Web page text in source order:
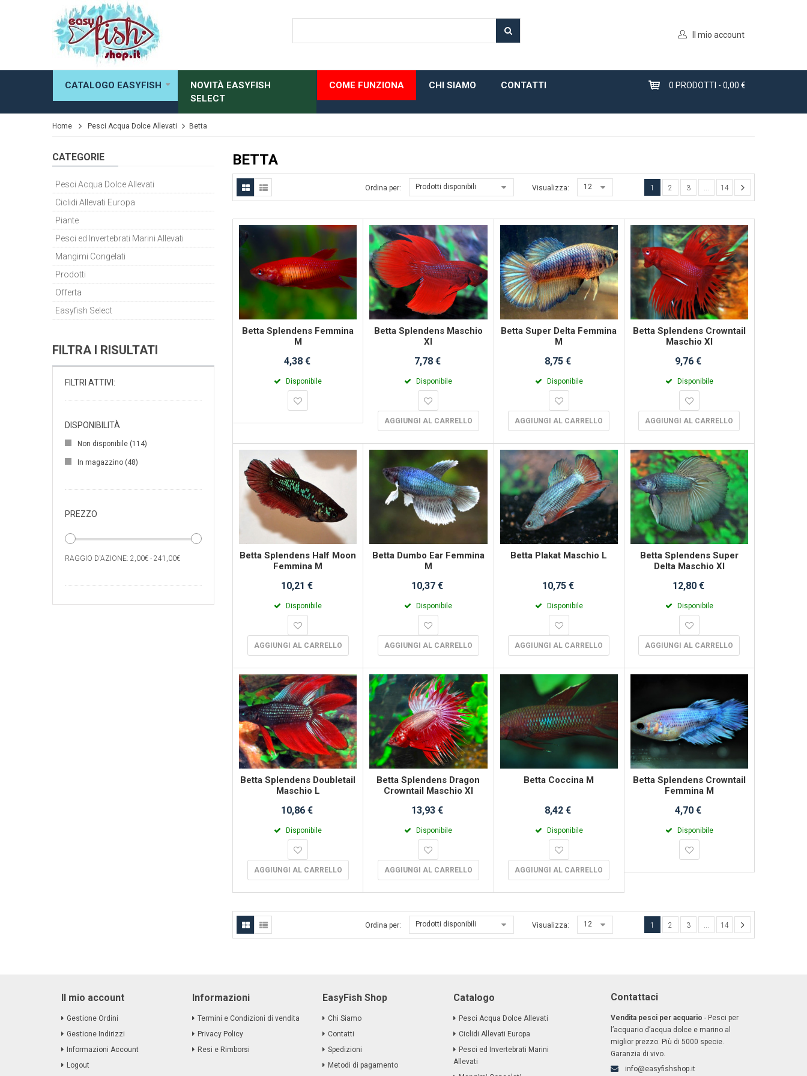
Il mio account
CATALOGO EASYFISH
NOVITÀ EASYFISH
SELECT
COME FUNZIONA CHI SIAMO CONTATTI 0 PRODOTTI - 0,00 €
Home Pesci Acqua Dolce Allevati Betta
CATEGORIE
Pesci Acqua Dolce Allevati
Ciclidi Allevati Europa
Piante
Pesci ed Invertebrati Marini Allevati
Mangimi Congelati
Prodotti
Offerta
Easyfish Select
FILTRA I RISULTATI
FILTRI ATTIVI:
DISPONIBILITÀ
Non disponibile (114)
In magazzino (48)
PREZZO
RAGGIO D'AZIONE: 2,00€ - 241,00€
BETTA
Ordina per: Prodotti disponibili Visualizza: 12 1 2 3 ... 14
Betta Splendens Femmina
M
4,38 €
Disponibile
Betta Splendens Maschio
Xl
7,78 €
Disponibile
AGGIUNGI AL CARRELLO
Betta Super Delta Femmina
M
8,75 €
Disponibile
AGGIUNGI AL CARRELLO
Betta Splendens Crowntail
Maschio Xl
9,76 €
Disponibile
AGGIUNGI AL CARRELLO
Betta Splendens Half Moon
Femmina M
10,21 €
Disponibile
AGGIUNGI AL CARRELLO
Betta Dumbo Ear Femmina
M
10,37 €
Disponibile
AGGIUNGI AL CARRELLO
Betta Plakat Maschio L
10,75 €
Disponibile
AGGIUNGI AL CARRELLO
Betta Splendens Super
Delta Maschio Xl
12,80 €
Disponibile
AGGIUNGI AL CARRELLO
Betta Splendens Doubletail
Maschio L
10,86 €
Disponibile
AGGIUNGI AL CARRELLO
Betta Splendens Dragon
Crowntail Maschio Xl
13,93 €
Disponibile
AGGIUNGI AL CARRELLO
Betta Coccina M
8,42 €
Disponibile
AGGIUNGI AL CARRELLO
Betta Splendens Crowntail
Femmina M
4,70 €
Disponibile
Ordina per: Prodotti disponibili Visualizza: 12 1 2 3 ... 14
Il mio account
Gestione Ordini
Gestione Indirizzi
Informazioni Account
Logout
Informazioni
Termini e Condizioni di vendita
Privacy Policy
Resi e Rimborsi
EasyFish Shop
Chi Siamo
Contatti
Spedizioni
Metodi di pagamento
Catalogo
Pesci Acqua Dolce Allevati
Ciclidi Allevati Europa
Pesci ed Invertebrati Marini
Allevati
Contattaci
Vendita pesci per acquario - Pesci per
l’acquario d’acqua dolce e marino al
miglior prezzo. Più di 5000 specie.
Garanzia di vivo.
info@easyfishshop.it